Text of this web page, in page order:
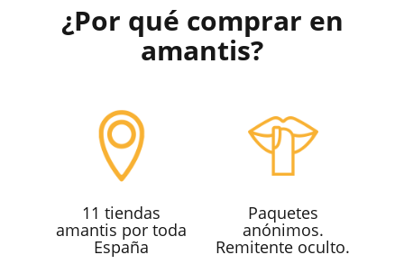
¿Por qué comprar en
amantis?
11 tiendas
amantis por toda
España
Paquetes
anónimos.
Remitente oculto.